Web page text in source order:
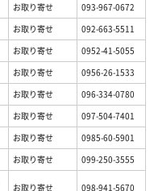
お取り寄せ
093-967-0672
お取り寄せ
092-663-5511
お取り寄せ
0952-41-5055
お取り寄せ
0956-26-1533
お取り寄せ
096-334-0780
お取り寄せ
097-504-7401
お取り寄せ
0985-60-5901
お取り寄せ 099-250-3555
お取り寄せ 098-941-5670